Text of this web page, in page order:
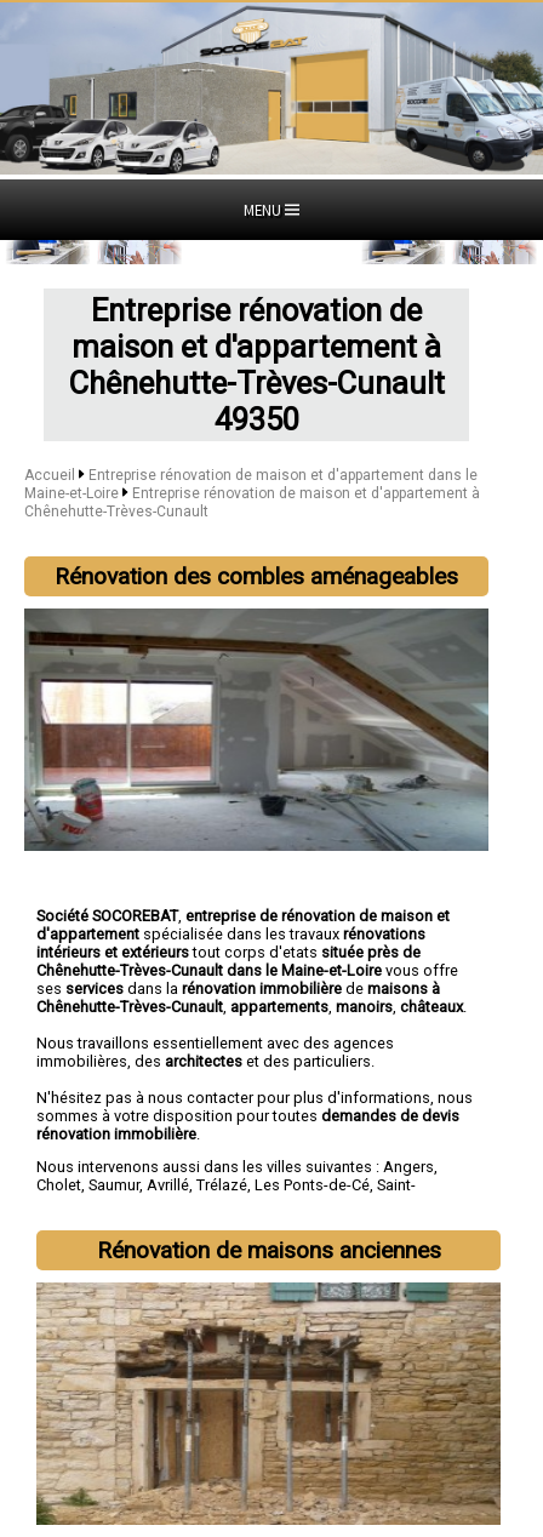
MENU
Entreprise rénovation de
maison et d'appartement à
Chênehutte-Trèves-Cunault
49350
Accueil
Entreprise rénovation de maison et d'appartement dans le
Maine-et-Loire
Entreprise rénovation de maison et d'appartement à
Chênehutte-Trèves-Cunault
Rénovation des combles aménageables
Société SOCOREBAT, entreprise de rénovation de maison et
d'appartement spécialisée dans les travaux rénovations
intérieurs et extérieurstout corps d'etats située près de
Chênehutte-Trèves-Cunault dans le Maine-et-Loire vous offre
ses services dans la rénovation immobilière de maisons à
Chênehutte-Trèves-Cunault appartements manoirs châteaux.
Nous travaillons essentiellement avec des agences
immobilières, des architectes et des particuliers.
N'hésitez pas à nous contacter pour plus d'informations, nous
sommes à votre disposition pour toutes demandes de devis
rénovation immobilière
Nous intervenons aussi dans les villes suivantes : Angers,
Cholet, Saumur, Avrillé, Trélazé, Les Ponts-de-Cé, Saint-
Rénovation de maisons anciennes